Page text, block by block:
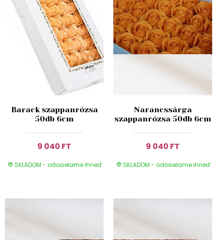
Barack szappanrózsa
50db 6cm
9 040 FT
SKLADOM - odosielame ihneď
Narancssárga
szappanrózsa 50db 6cm
9 040 FT
SKLADOM - odosielame ihneď